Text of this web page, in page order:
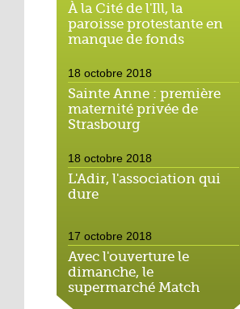
À la Cité de l'Ill, la
paroisse protestante en
manque de fonds
18 octobre 2018
Sainte Anne : première
maternité privée de
Strasbourg
18 octobre 2018
L'Adir, l'association qui
dure
17 octobre 2018
Avec l'ouverture le
dimanche, le
supermarché Match
néglige le droit local